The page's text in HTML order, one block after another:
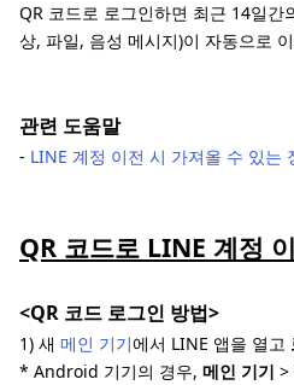
QR 코드로 로그인하면 최근 14일간
상, 파일, 음성 메시지)이 자동으로
관련 도움말
- LINE 계정 이전 시 가져올 수 있는
QR 코드로 LINE 계정
<QR 코드 로그인 방법>
1) 새 메인 기기에서 LINE 앱을 열고
* Android 기기의 경우, 메인 기기 >